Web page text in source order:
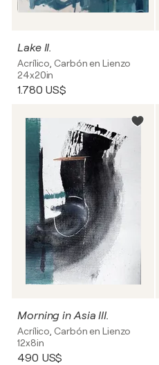
Lake II.
Acrílico, Carbón en Lienzo
24x20in
1.780 US$
Morning in Asia III.
Acrílico, Carbón en Lienzo
12x8in
490 US$